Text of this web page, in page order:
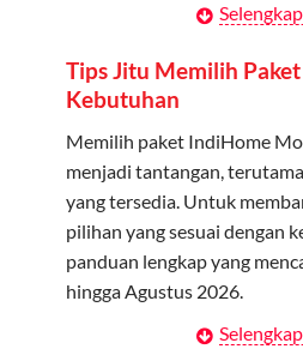
Tidak Berlaku untuk Roaming
Kuota ini hanya bisa
Daftarkan Anggota: Admin
melalui aplikasi MyTelkomsel
Bagikan Kuota: Setelah
menggunakan kuota keluarga.
Kontrak Berlangganan
Pelanggan harus
Berlangganan yang
layanan indihome Modung
dan ketentuan yang
atau ditambah sesuai
Biaya Pasang Baru (PSB)
Tips Jitu Memilih
Kebutuhan
Memilih paket IndiHome
menjadi tantangan,
yang tersedia. Untuk
pilihan yang sesuai dengan
panduan lengkap yang
hingga Agustus 2026.